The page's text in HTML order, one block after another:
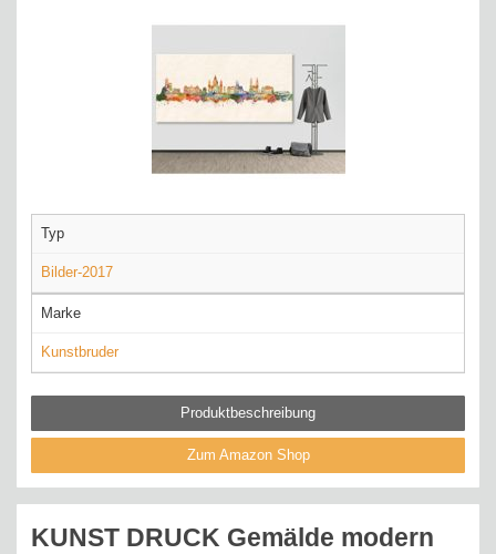
Typ
Bilder-2017
Marke
Kunstbruder
Produktbeschreibung
Zum Amazon Shop
KUNST DRUCK Gemälde modern